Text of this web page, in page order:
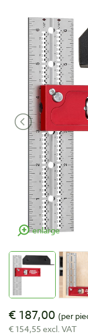
enlarge
€ 187,00 (per
€ 154,55 excl. VAT